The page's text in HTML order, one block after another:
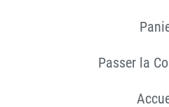
Passer la